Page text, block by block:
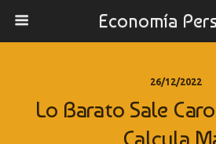
Economía
26/12/2022
Lo Barato Sale
Calcula